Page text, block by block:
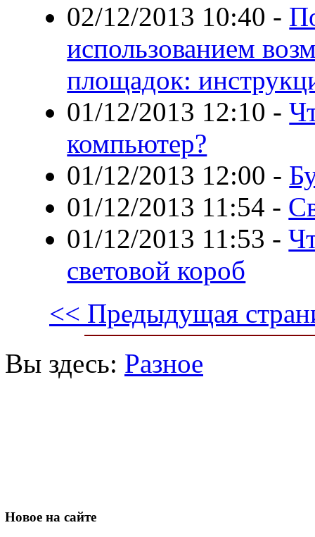
02/12/2013 10:40 -
использованием
площадок:
01/12/2013 12:10 -
компьютер?
01/12/2013 12:00 -
01/12/2013 11:54 -
01/12/2013 11:53 -
световой короб
<< Предыдущая
Вы здесь: Разное
Новое на сайте